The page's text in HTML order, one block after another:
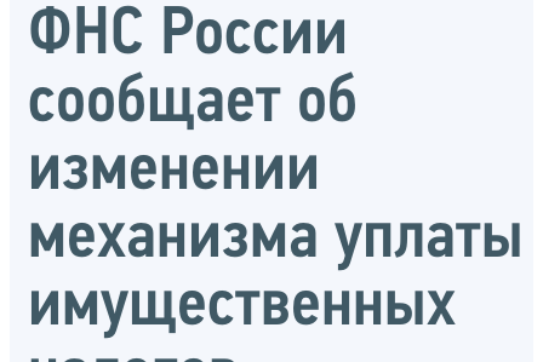
ФНС России
сообщает об
изменении
механизма уплаты
имущественных